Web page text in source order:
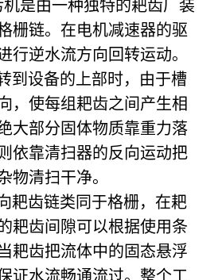
是由一种独特的耙齿厂装
栅链。在电机减速器的驱
行逆水流方向回转运动。
到设备的上部时，由于槽
，使每组耙齿之间产生相
大部分固体物质靠重力落
依靠清扫器的反向运动把
物清扫干净。
耙齿链类同于格栅，在耙
耙齿间隙可以根据使用条
耙齿把流体中的固态悬浮
证水流畅通流过。整个工